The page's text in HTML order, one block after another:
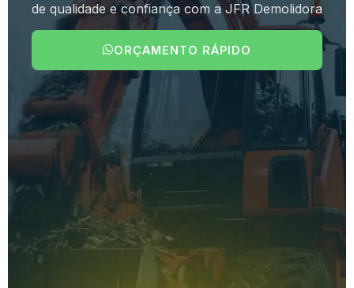
de qualidade e confiança com a JFR Demolidora
ORÇAMENTO RÁPIDO